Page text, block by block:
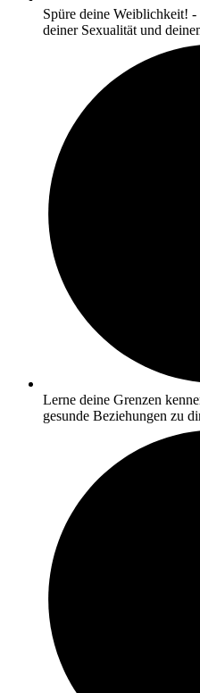
Spüre deine Weiblichkeit!
deiner Sexualität und
Lerne deine Grenzen
gesunde Beziehungen zu